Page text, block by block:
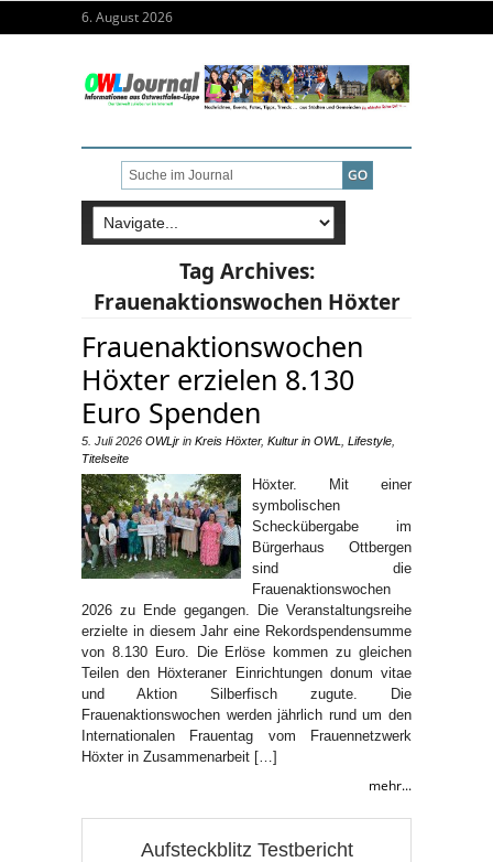
6. August 2026
Tag Archives:
Frauenaktionswochen Höxter
Frauenaktionswochen
Höxter erzielen 8.130
Euro Spenden
5. Juli 2026 OWLjr in Kreis Höxter, Kultur in OWL Lifestyle
Titelseite
Höxter. Mit einer
symbolischen
Scheckübergabe im
Bürgerhaus Ottbergen
sind die
Frauenaktionswochen
2026 zu Ende gegangen. Die Veranstaltungsreihe
erzielte in diesem Jahr eine Rekordspendensumme
von 8.130 Euro. Die Erlöse kommen zu gleichen
Teilen den Höxteraner Einrichtungen donum vitae
und Aktion Silberfisch zugute. Die
Frauenaktionswochen werden jährlich rund um den
Internationalen Frauentag vom Frauennetzwerk
Höxter in Zusammenarbeit […]
mehr...
Aufsteckblitz Testbericht